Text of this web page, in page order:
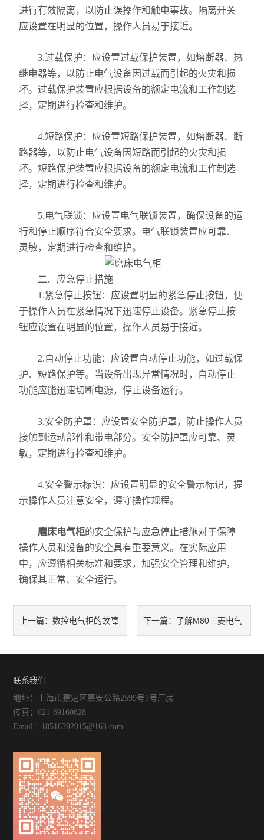
进行有效隔离，以防止误操作和触电事故。隔离开关
应设置在明显的位置，操作人员易于接近。
3.过载保护：应设置过载保护装置，如熔断器、热
继电器等，以防止电气设备因过载而引起的火灾和损
坏。过载保护装置应根据设备的额定电流和工作制选
择，定期进行检查和维护。
4.短路保护：应设置短路保护装置，如熔断器、断
路器等，以防止电气设备因短路而引起的火灾和损
坏。短路保护装置应根据设备的额定电流和工作制选
择，定期进行检查和维护。
5.电气联锁：应设置电气联锁装置，确保设备的运
行和停止顺序符合安全要求。电气联锁装置应可靠、
灵敏，定期进行检查和维护。
二、应急停止措施
1.紧急停止按钮：应设置明显的紧急停止按钮，便
于操作人员在紧急情况下迅速停止设备。紧急停止按
钮应设置在明显的位置，操作人员易于接近。
2.自动停止功能：应设置自动停止功能，如过载保
护、短路保护等。当设备出现异常情况时，自动停止
功能应能迅速切断电源，停止设备运行。
3.安全防护罩：应设置安全防护罩，防止操作人员
接触到运动部件和带电部分。安全防护罩应可靠、灵
敏，定期进行检查和维护。
4.安全警示标识：应设置明显的安全警示标识，提
示操作人员注意安全，遵守操作规程。
磨床电气柜的安全保护与应急停止措施对于保障
操作人员和设备的安全具有重要意义。在实际应用
中，应遵循相关标准和要求，加强安全管理和维护，
确保其正常、安全运行。
上一篇：数控电气柜的故障 下一篇： 了解M80三菱电气
联系我们
地址：上海市嘉定区嘉安公路2599号1号厂房
传真：021-69160628
Email：18516392015@163.com